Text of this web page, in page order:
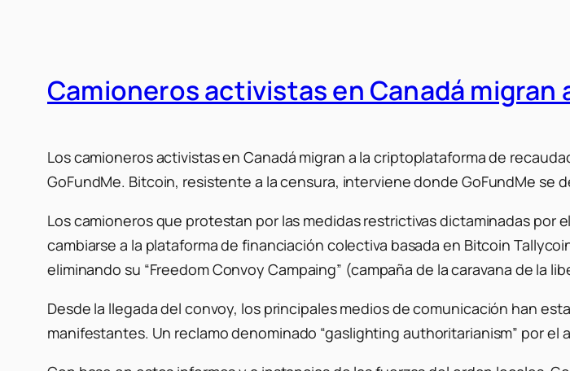
Camioneros activistas en Canadá migran
Los camioneros activistas en Canadá migran a la criptoplataforma de
GoFundMe. Bitcoin, resistente a la censura, interviene donde GoFundMe se
Los camioneros que protestan por las medidas restrictivas dictaminadas por
cambiarse a la plataforma de financiación colectiva basada en Bitcoin
eliminando su “Freedom Convoy Campaing” (campaña de la caravana de la
Desde la llegada del convoy, los principales medios de comunicación han
manifestantes. Un reclamo denominado “gaslighting authoritarianism” por el